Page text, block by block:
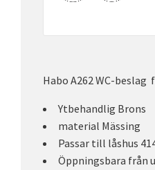
Habo A262 WC-beslag
Ytbehandlig Brons
material Mässing
Passar till låshus
Öppningsbara från